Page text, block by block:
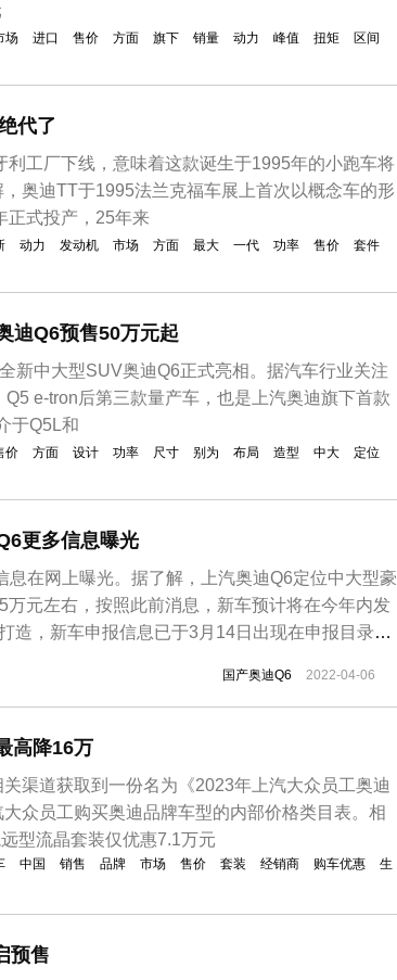
场 进口 售价 方面 旗下 销量 动力 峰值 扭矩
区间
代了
利工厂下线，意味着这款诞生于1995年的小跑车将
奥迪TT于1995法兰克福车展上首次以概念车的形
正式投产，25年来
动力 发动机 市场 方面 最大 一代 功率 售价
套件
迪Q6预售50万元起
新中大型SUV奥迪Q6正式亮相。据汽车行业关注
e-tron后第三款量产车，也是上汽奥迪旗下首款
于Q5L和
价 方面 设计 功率 尺寸 别为 布局 造型 中大
定位
更多信息曝光
息在网上曝光。据了解，上汽奥迪Q6定位中大型豪
元左右，按照此前消息，新车预计将在今年内发
造，新车申报信息已于3月14日出现在申报目录
面与目前在售的奥迪SUV车型有所不同。新车拥
，两款...
国产奥迪Q6 2022-04-06
高降16万
渠道获取到一份名为《2023年上汽大众员工奥迪
众员工购买奥迪品牌车型的内部价格类目表。相
型流晶套装仅优惠7.1万元
中国 销售 品牌 市场 售价 套装 经销商 购车优惠
生
预售